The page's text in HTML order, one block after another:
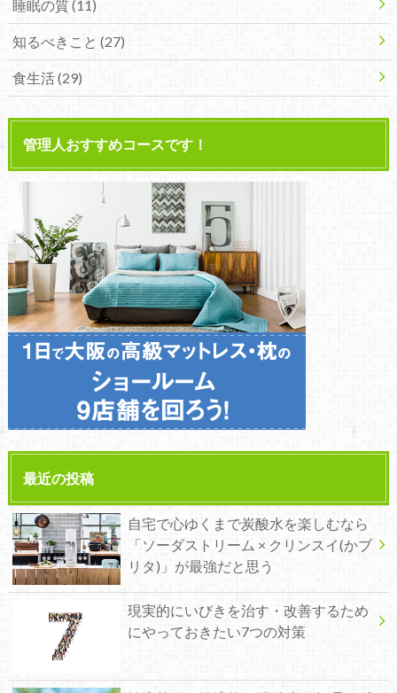
睡眠の質(11)
知るべきこと (27)
食生活(29)
管理人おすすめコースです！
最近の投稿
自宅で心ゆくまで炭酸水を楽しむなら
「ソーダストリーム × クリンスイ(かブ
リタ)」が最強だと思う
現実的にいびきを治す・改善するため
にやっておきたい7つの対策